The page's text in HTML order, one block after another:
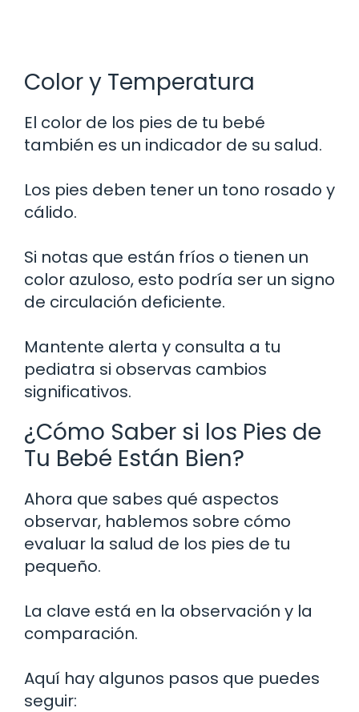
Color y Temperatura
El color de los pies de tu bebé
también es un indicador de su salud.
Los pies deben tener un tono rosado y
cálido.
Si notas que están fríos o tienen un
color azuloso, esto podría ser un signo
de circulación deficiente.
Mantente alerta y consulta a tu
pediatra si observas cambios
significativos.
¿Cómo Saber si los Pies de
Tu Bebé Están Bien?
Ahora que sabes qué aspectos
observar, hablemos sobre cómo
evaluar la salud de los pies de tu
pequeño.
La clave está en la observación y la
comparación.
Aquí hay algunos pasos que puedes
seguir: